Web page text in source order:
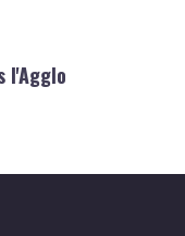
l'Agglo